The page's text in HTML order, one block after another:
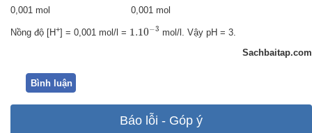
0,001 mol 0,001 mol
Nồng độ [H+] = 0,001 mol/l = 1.10−3
1.10 3
mol/l. Vậy pH = 3.
Sachbaitap.com
Bình luận
Báo lỗi - Góp ý